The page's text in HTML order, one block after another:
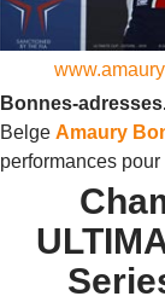
Bonnes-
Belge Amaury
performances pour